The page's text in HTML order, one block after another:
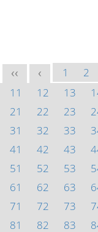
<< < 1 2
11
12 13
21
22 23
31
32 33
41
42 43
51
52 53
61
62 63
71
72 73
81
82 83